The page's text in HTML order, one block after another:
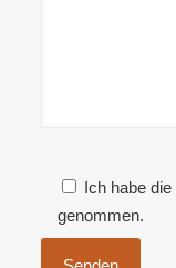
Ich habe die
genommen.